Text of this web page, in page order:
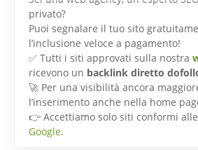
privato?
Puoi segnalare il tuo sito
l’inclusione veloce a pagamento!
✅ Tutti i siti approvati sulla nostra
ricevono un backlink diretto
🚀 Per una visibilità ancora
l’inserimento anche nella home
👉 Accettiamo solo siti conformi alle
Google.